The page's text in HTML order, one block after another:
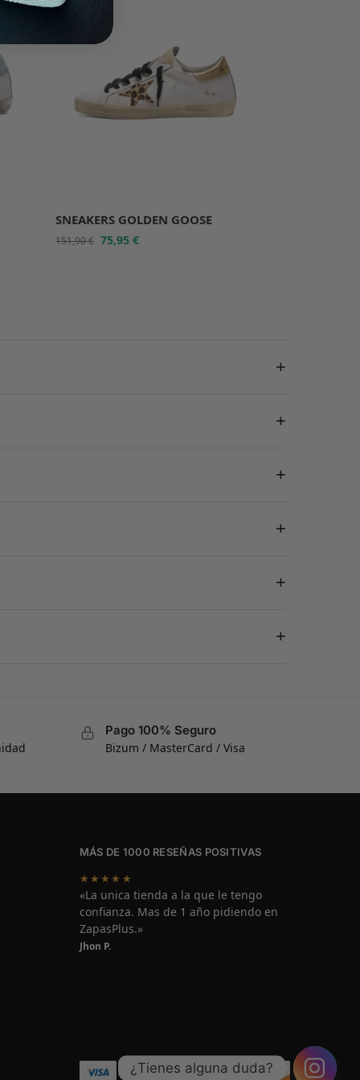
SNEAKERS GOLDEN GOOSE
151,90€ 75,95€
+
+
+
+
+
+
Pago 100% Seguro
Bizum / MasterCard / Visa
MÁS DE 1000 RESEÑAS POSITIVAS
★★★★★
«La unica tienda a la que le tengo
confianza. Mas de 1 año pidiendo en
ZapasPlus.»
Jhon P.
¿Tienes alguna duda?